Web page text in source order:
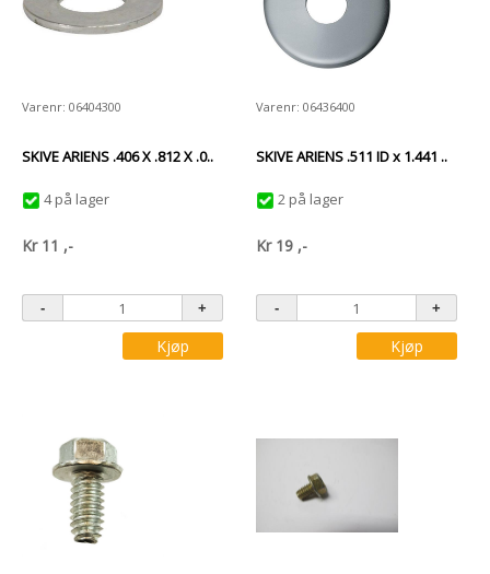
Varenr: 06404300
SKIVE ARIENS .406 X .812 X .0..
4 på lager
Kr 11 ,-
Kjøp
Varenr: 06436400
SKIVE ARIENS .511 ID x 1.441 ..
2 på lager
Kr 19 ,-
Kjøp